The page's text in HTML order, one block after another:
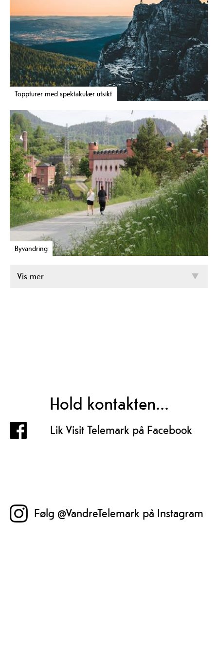
Toppturer med spektakulær utsikt
Byvandring
Vis mer
Hold kontakten...
Lik Visit Telemark på Facebook
Følg @VandreTelemark på Instagram